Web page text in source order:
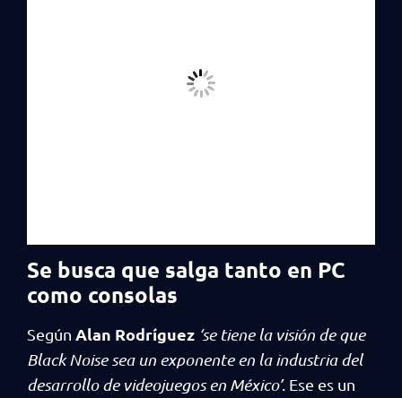
Se busca que salga tanto en PC
como consolas
Según Alan Rodríguez ‘se tiene la visión de que
Black Noise sea un exponente en la industria del
desarrollo de videojuegos en México’. Ese es un